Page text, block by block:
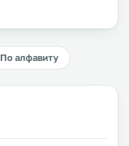
По алфавиту